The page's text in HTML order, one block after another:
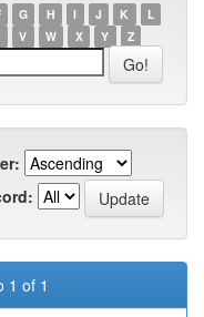
G H I J K
L
V W X Y Z
1 of 1